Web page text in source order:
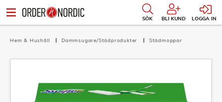
SÖK BLI KUND LOGGA IN
Hem & Hushåll Dammsugare/Städprodukter Städmoppar